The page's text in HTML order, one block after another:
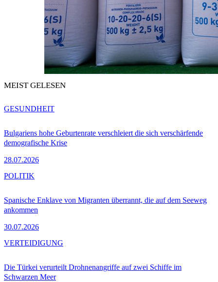
MEIST GELESEN
Bulgariens hohe Geburtenrate verschleiert die sich verschärfende
demografische Krise
28.07.2026
GESUNDHEIT
Spanische Enklave von Migranten überrannt, die auf dem Seeweg
ankommen
30.07.2026
POLITIK
Die Türkei verurteilt Drohnenangriffe auf zwei Schiffe im
Schwarzen Meer
VERTEIDIGUNG